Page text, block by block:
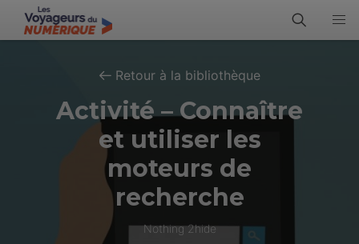
Retour à la bibliothèque
Activité – Connaître
et utiliser les
moteurs de
recherche
Nothing 2hide